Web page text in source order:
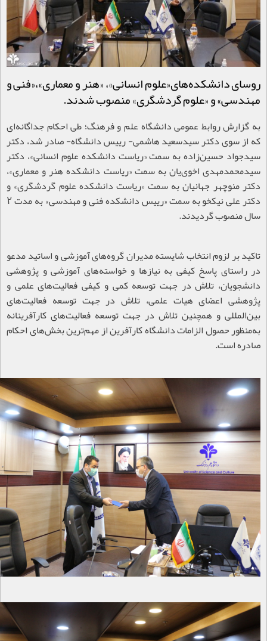
روسای دانشکده‌های«علوم انسانی»، «هنر و معماری»،«فنی و
مهندسی» و «علوم گردشگری» منصوب شدند.
به گزارش روابط عمومی دانشگاه علم و فرهنگ؛ طی احکام جداگانه‌ای
که از سوی دکتر سیدسعید هاشمی- رییس دانشگاه- صادر شد، دکتر
سیدجواد حسین‌زاده به سمت «ریاست دانشکده علوم انسانی»، دکتر
سیدمحمد‌مهدی اخوی‌یان به سمت «ریاست دانشکده هنر و معماری»،
دکتر منوچهر جهانیان به سمت «ریاست دانشکده علوم گردشگری» و
دکتر علی نیکخو به سمت «رییس دانشکده فنی و مهندسی» به مدت 2
سال منصوب گردیدند.
تاکید بر لزوم انتخاب شایسته مدیران گروه‌های آموزشی و اساتید مدعو
در راستای پاسخ کیفی به نیازها و خواسته‌های آموزشی و پژوهشی
دانشجویان، تلاش در جهت توسعه کمی و کیفی فعالیت‌های علمی و
پژوهشی اعضای هیات علمی، تلاش در جهت توسعه فعالیت‌های
بین‌المللی و همچنین تلاش در جهت توسعه فعالیت‌های کارآفرینانه
به‌منظور حصول الزامات دانشگاه کارآفرین از مهم‌ترین بخش‌های احکام
صادره است.